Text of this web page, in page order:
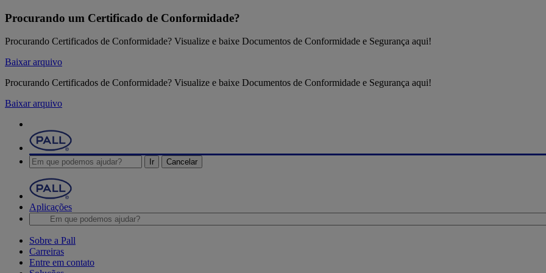
Procurando um Certificado de Conformidade?
Procurando Certificados de Conformidade? Visualize e baixe Documentos de Conformidade e Segurança aqui!
Baixar arquivo
Procurando Certificados de Conformidade? Visualize e baixe Documentos de Conformidade e Segurança aqui!
Baixar arquivo
Ir Cancelar
Aplicações
Sobre a Pall
Carreiras
Entre em contato